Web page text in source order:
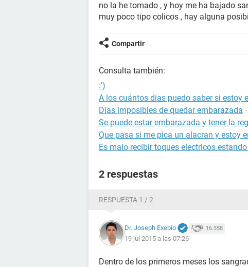
no la he tomado , y hoy me ha bajado
muy poco tipo colicos , hay alguna
Compartir
Consulta también:
:')
A los cuántos dias puedo saber si estoy
Días imposibles de quedar embarazada -
Se puede estar embarazada y tener la
Que pasa si me pica un alacran y estoy
Es malo recibir toques electricos
2 respuestas
RESPUESTA 1 / 2
Dr. Joseph Exebio 16.358
19 jul 2015 a las 07:26
Dentro de los primeros meses los